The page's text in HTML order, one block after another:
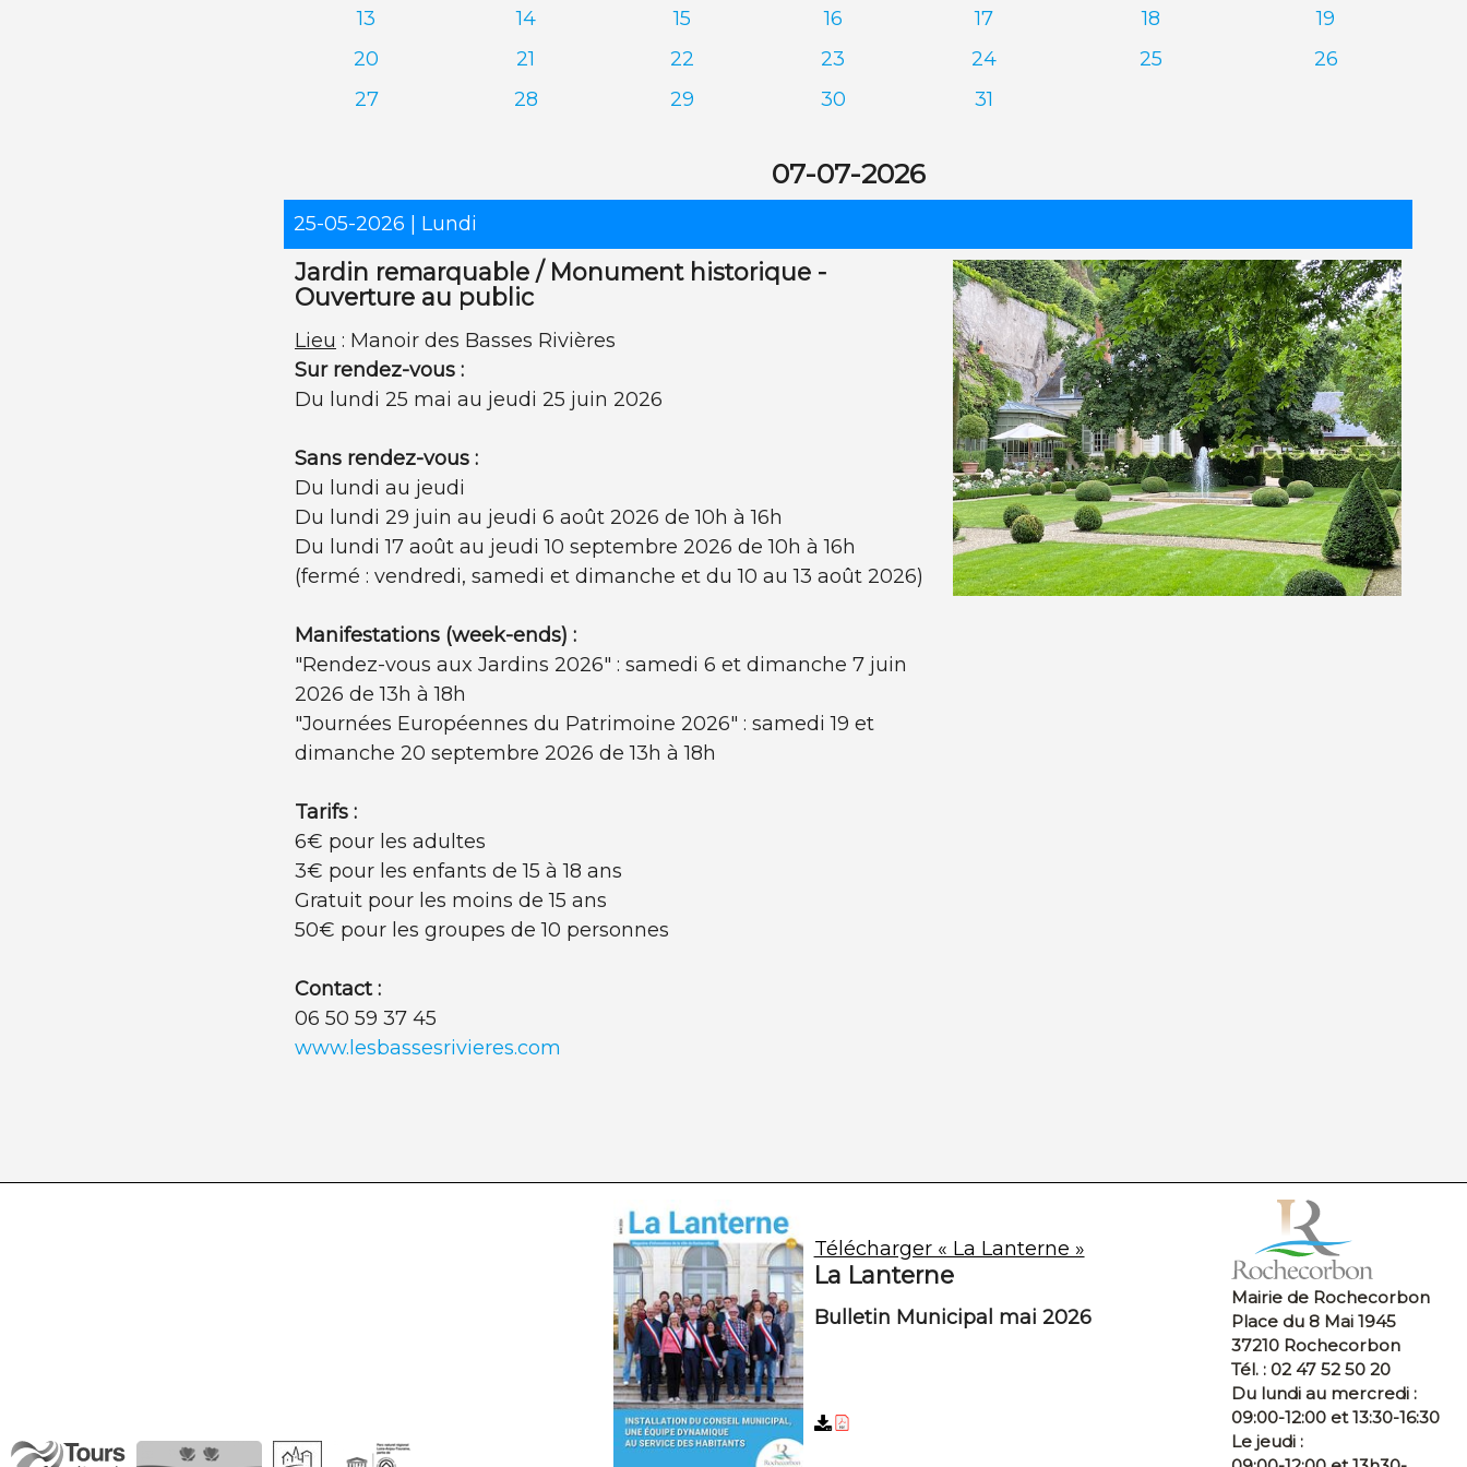
13
14 15 16 17 18
19
20
21 22 23 24 25
26
27
28 29 30 31
07-07-2026
25-05-2026 | Lundi
Jardin remarquable / Monument historique -
Ouverture au public
Lieu : Manoir des Basses Rivières
Sur rendez-vous :
Du lundi 25 mai au jeudi 25 juin 2026
Sans rendez-vous :
Du lundi au jeudi
Du lundi 29 juin au jeudi 6 août 2026 de 10h à 16h
Du lundi 17 août au jeudi 10 septembre 2026 de 10h à 16h
(fermé : vendredi, samedi et dimanche et du 10 au 13 août 2026)
Manifestations (week-ends) :
"Rendez-vous aux Jardins 2026" : samedi 6 et dimanche 7 juin
2026 de 13h à 18h
"Journées Européennes du Patrimoine 2026" : samedi 19 et
dimanche 20 septembre 2026 de 13h à 18h
Tarifs :
6€ pour les adultes
3€ pour les enfants de 15 à 18 ans
Gratuit pour les moins de 15 ans
50€ pour les groupes de 10 personnes
Contact :
06 50 59 37 45
www.lesbassesrivieres.com
Télécharger « La Lanterne »
La Lanterne
Bulletin Municipal mai 2026
Mairie de Rochecorbon
Place du 8 Mai 1945
37210 Rochecorbon
Tél. : 02 47 52 50 20
Du lundi au mercredi :
09:00-12:00 et 13:30-16:30
Le jeudi :